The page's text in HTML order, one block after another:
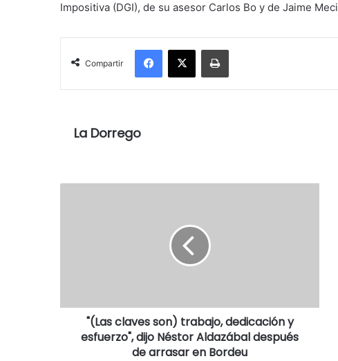
Impositiva (DGI), de su asesor Carlos Bo y de Jaime
Compartir
Facebook
X Imprimir
La Dorrego
"(Las claves son) trabajo, dedicación y
esfuerzo", dijo Néstor Aldazábal después
de arrasar en Bordeu